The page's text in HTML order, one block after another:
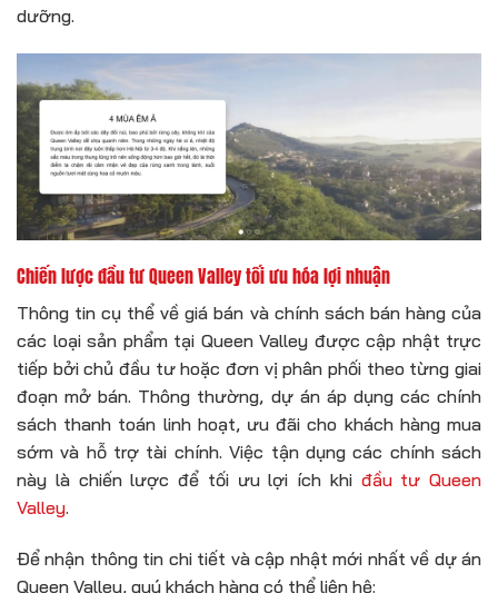
dưỡng.
Chiến lược đầu tư Queen Valley tối ưu hóa lợi nhuận
Thông tin cụ thể về giá bán và chính sách bán hàng của
các loại sản phẩm tại Queen Valley được cập nhật trực
tiếp bởi chủ đầu tư hoặc đơn vị phân phối theo từng giai
đoạn mở bán. Thông thường, dự án áp dụng các chính
sách thanh toán linh hoạt, ưu đãi cho khách hàng mua
sớm và hỗ trợ tài chính. Việc tận dụng các chính sách
này là chiến lược để tối ưu lợi ích khi đầu tư Queen
Valley.
Để nhận thông tin chi tiết và cập nhật mới nhất về dự án
Queen Valley, quý khách hàng có thể liên hệ: